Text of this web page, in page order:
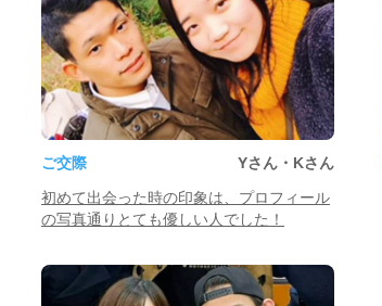
ご交際
Yさん・Kさん
初めて出会った時の印象は、プロフィール
の写真通りとても優しい人でした！